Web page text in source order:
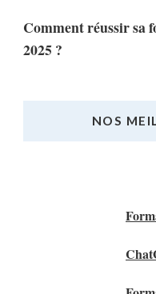
Comment réussir sa
2025 ?
NOS